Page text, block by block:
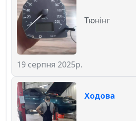
19 серпня 2025р.
Тюнінг
Ходова